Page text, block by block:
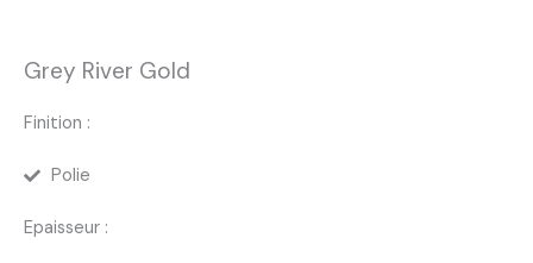
Grey River Gold
Finition :
Polie
Epaisseur :